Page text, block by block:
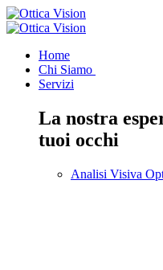
Home
Chi Siamo
Servizi
La nostra
tuoi occhi
Analisi Visiva